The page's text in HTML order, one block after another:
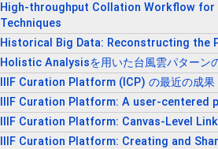
High-throughput Collation Workflow
Techniques
Historical Big Data: Reconstructing
Holistic Analysisを用いた台風雲パターン
IIIF Curation Platform (ICP) の最近の成果
IIIF Curation Platform: A user-
IIIF Curation Platform: Canvas-Level
IIIF Curation Platform: Creating and